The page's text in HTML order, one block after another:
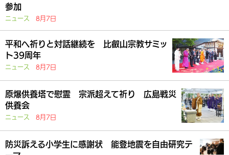
参加
ニュース 8月7日
平和へ祈りと対話継続を 比叡山宗教サミッ
ト39周年
ニュース 8月7日
原爆供養塔で慰霊 宗派超えて祈り 広島戦災
供養会
ニュース 8月7日
防災訴える小学生に感謝状 能登地震を自由研究テ